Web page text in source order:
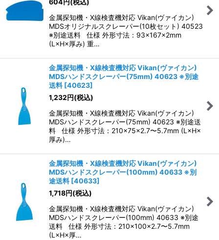
絞り込む
604 円(税込)
金属探知機・X線検査機対応 Vikan(ヴァイカン)
MDSオリジナルスクレーパー(10枚セット) 40523
※別途送料 仕様 外形寸法：93×167×2mm
(L×H×厚み) 重…
金属探知機・X線検査機対応 Vikan(ヴァイカン)
MDSハンドスクレーパー(75mm) 40623 ※別途
送料 [40623]
1,232円(税込)
金属探知機・X線検査機対応 Vikan(ヴァイカン)
MDSハンドスクレーパー(75mm) 40623 ※別途送
料 仕様 外形寸法：210×75×2.7〜5.7mm (L×H×
厚み)…
金属探知機・X線検査機対応 Vikan(ヴァイカン)
MDSハンドスクレーパー(100mm) 40633 ※別
途送料 [40633]
1,718円(税込)
金属探知機・X線検査機対応 Vikan(ヴァイカン)
MDSハンドスクレーパー(100mm) 40633 ※別途
送料 仕様 外形寸法：210×100×2.7〜5.7mm
(L×H×厚…